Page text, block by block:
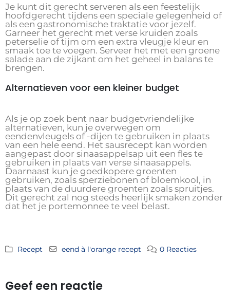
Je kunt dit gerecht serveren als een feestelijk
hoofdgerecht tijdens een speciale gelegenheid of
als een gastronomische traktatie voor jezelf.
Garneer het gerecht met verse kruiden zoals
peterselie of tijm om een extra vleugje kleur en
smaak toe te voegen. Serveer het met een groene
salade aan de zijkant om het geheel in balans te
brengen.
Alternatieven voor een kleiner budget
Als je op zoek bent naar budgetvriendelijke
alternatieven, kun je overwegen om
eendenvleugels of -dijen te gebruiken in plaats
van een hele eend. Het sausrecept kan worden
aangepast door sinaasappelsap uit een fles te
gebruiken in plaats van verse sinaasappels.
Daarnaast kun je goedkopere groenten
gebruiken, zoals sperziebonen of bloemkool, in
plaats van de duurdere groenten zoals spruitjes.
Dit gerecht zal nog steeds heerlijk smaken zonder
dat het je portemonnee te veel belast.
Recept eend à l'orange recept 0 Reacties
Geef een reactie